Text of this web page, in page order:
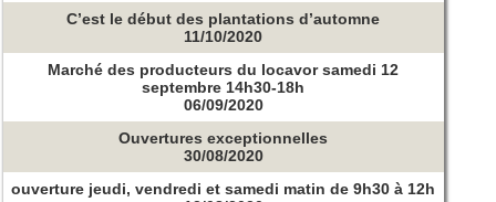
C’est le début des plantations d’automne
11/10/2020
Marché des producteurs du locavor samedi 12
septembre 14h30-18h
06/09/2020
Ouvertures exceptionnelles
30/08/2020
ouverture jeudi, vendredi et samedi matin de 9h30 à 12h